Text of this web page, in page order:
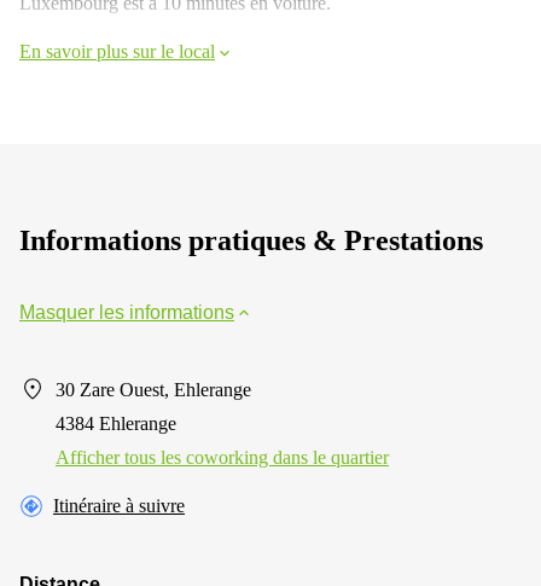
En savoir plus sur le local
Informations pratiques & Prestations
Masquer les informations
30 Zare Ouest, Ehlerange
4384 Ehlerange
Afficher tous les сoworking dans le quartier
Itinéraire à suivre